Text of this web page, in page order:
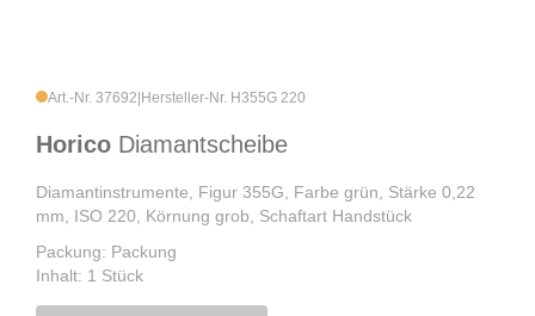
Art.-Nr. 37692 Hersteller-Nr. H355G 220
Horico Diamantscheibe
Diamantinstrumente, Figur 355G, Farbe grün, Stärke 0,22
mm, ISO 220, Körnung grob, Schaftart Handstück
Packung: Packung
Inhalt: 1 Stück